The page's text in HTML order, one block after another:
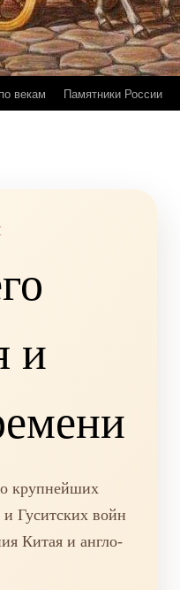
векам Памятники России
и
о крупнейших
Гуситских войн
Китая и англо-